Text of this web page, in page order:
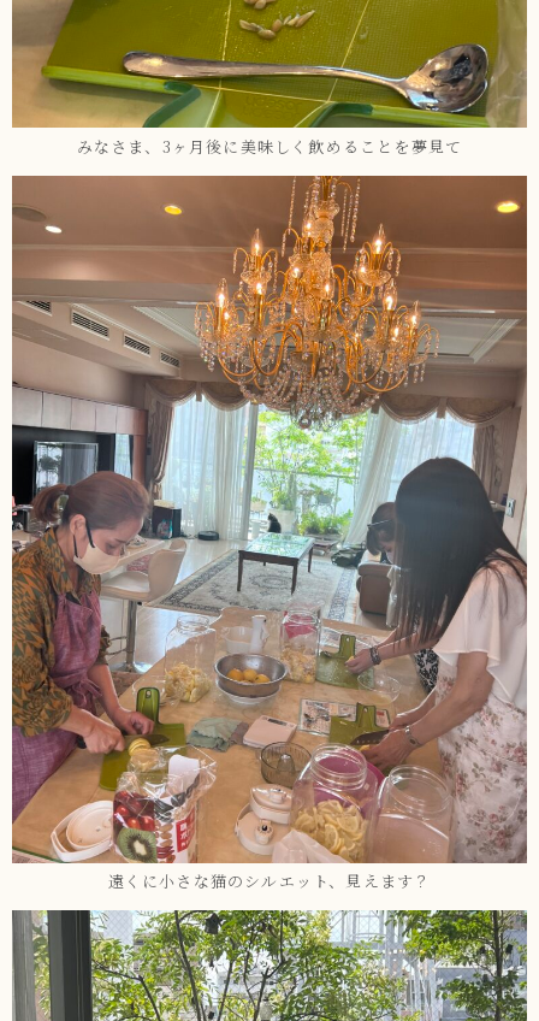
みなさま、3ヶ月後に美味しく飲めることを夢見て
遠くに小さな猫のシルエット、見えます？